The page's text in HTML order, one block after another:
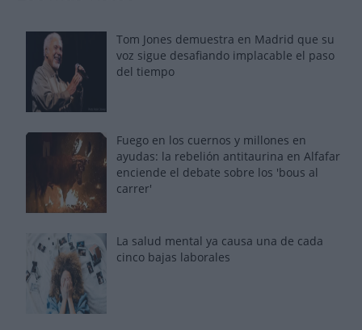
Tom Jones demuestra en Madrid que su
voz sigue desafiando implacable el paso
del tiempo
Fuego en los cuernos y millones en
ayudas: la rebelión antitaurina en Alfafar
enciende el debate sobre los 'bous al
carrer'
La salud mental ya causa una de cada
cinco bajas laborales